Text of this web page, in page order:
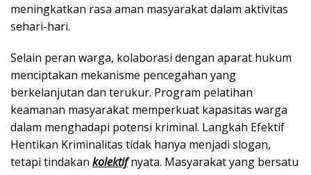
meningkatkan rasa aman masyarakat dalam aktivitas
sehari-hari.
Selain peran warga, kolaborasi dengan aparat hukum
menciptakan mekanisme pencegahan yang
berkelanjutan dan terukur. Program pelatihan
keamanan masyarakat memperkuat kapasitas warga
dalam menghadapi potensi kriminal. Langkah Efektif
Hentikan Kriminalitas tidak hanya menjadi slogan,
tetapi tindakan kolektifnyata. Masyarakat yang bersatu